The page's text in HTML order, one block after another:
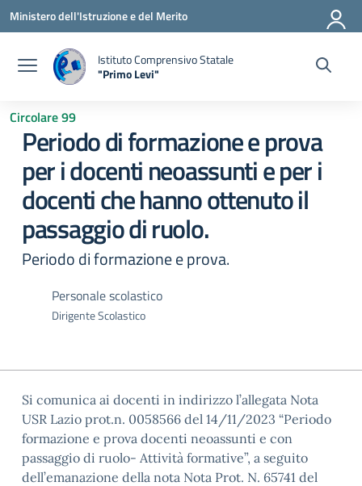
Vai ai contenuti
Vai al menu di navigazione
Vai al footer
Ministero dell'Istruzione e del Merito
Istituto Comprensivo Statale
"Primo Levi"
Circolare 99
Periodo di formazione e prova
per i docenti neoassunti e per i
docenti che hanno ottenuto il
passaggio di ruolo.
Periodo di formazione e prova.
Personale scolastico
Dirigente Scolastico
Si comunica ai docenti in indirizzo l’allegata Nota
USR Lazio prot.n. 0058566 del 14/11/2023 “Periodo
formazione e prova docenti neoassunti e con
passaggio di ruolo- Attività formative”, a seguito
dell’emanazione della nota Nota Prot. N. 65741 del